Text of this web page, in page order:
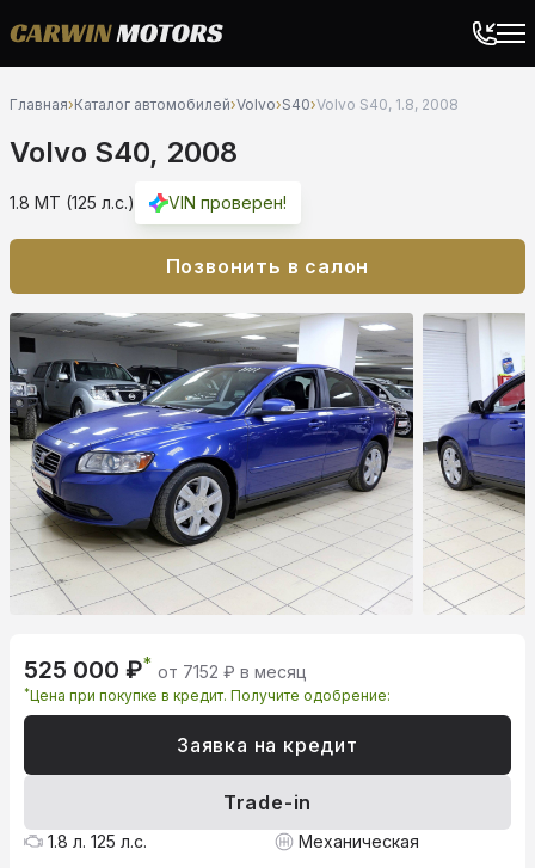
Главная›Каталог автомобилей›Volvo›S40›Volvo S40, 1.8, 2008
Volvo S40, 2008
1.8 MT (125 л.с.) VIN проверен!
Позвонить в салон
525 000 ₽* от 7152 ₽ в месяц
*Цена при покупке в кредит. Получите одобрение:
Заявка на кредит
Trade-in
1.8 л. 125 л.с.
Механическая